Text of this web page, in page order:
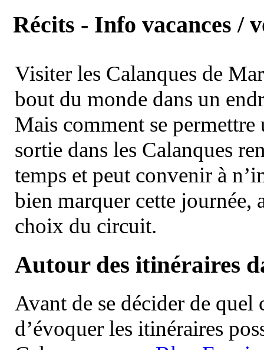
Récits - Info vacances /
Visiter les Calanques de
bout du monde dans un
Mais comment se permettre
sortie dans les Calanques
temps et peut convenir à
bien marquer cette journée,
choix du circuit.
Autour des itinéraires
Avant de se décider de
d’évoquer les itinéraires